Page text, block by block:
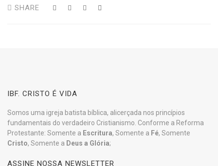
SHARE
IBF. CRISTO É VIDA
Somos uma igreja batista bíblica, alicerçada nos princípios
fundamentais do verdadeiro Cristianismo. Conforme a Reforma
Protestante: Somente a Escritura, Somente a Fé, Somente
Cristo, Somente a Deus a Glória;
ASSINE NOSSA NEWSLETTER